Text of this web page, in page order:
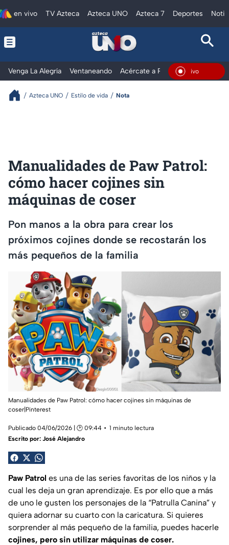
en vivo TV Azteca Azteca UNO Azteca 7 Deportes
Venga La Alegría Ventaneando Acércate a Rocío Al ExtremoEn
Azteca UNO Estilo de vida Nota
Manualidades de Paw Patrol:
cómo hacer cojines sin
máquinas de coser
Pon manos a la obra para crear los
próximos cojines donde se recostarán los
más pequeños de la familia
Manualidades de Paw Patrol: cómo hacer cojines sin máquinas de
coser|Pinterest
Publicado 04/06/2026 | 🕑 09:44
1 minuto lectura
Escrito por: José Alejandro
Paw Patrol es una de las series favoritas de los niños y la
cual les deja un gran aprendizaje. Es por ello que a más
de uno le gusten los personajes de la “Patrulla Canina” y
quiera adornar su cuarto con la caricatura. Si quieres
sorprender al más pequeño de la familia, puedes hacerle
cojines, pero sin utilizar máquinas de coser.